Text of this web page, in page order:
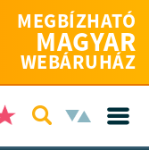
MEGBÍZHATÓ
MAGYAR
WEBÁRUHÁZ